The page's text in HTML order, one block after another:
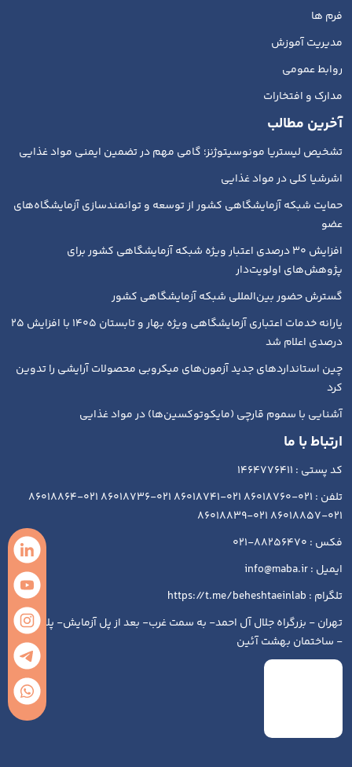
فرم ها
مدیریت آموزش
روابط عمومی
مدارک و افتخارات
آخرین مطالب
تشخیص لیستریا مونوسیتوژنز؛ گامی مهم در تضمین ایمنی مواد غذایی
اشرشیا کلی در مواد غذایی
حمایت شبکه آزمایشگاهی کشور از توسعه و توانمندسازی آزمایشگاه‌های
عضو
افزایش ۳۰ درصدی اعتبار ویژه شبکه آزمایشگاهی کشور برای
پژوهش‌های اولویت‌دار
گسترش حضور بین‌المللی شبکه آزمایشگاهی کشور
یارانه خدمات اعتباری آزمایشگاهی ویژه بهار و تابستان ۱۴۰۵ با افزایش ۲۵
درصدی اعلام شد
چین استانداردهای جدید آزمون‌های میکروبی محصولات آرایشی را تدوین
کرد
آشنایی با سموم قارچی (مایکوتوکسین‌ها) در مواد غذایی
ارتباط با ما
کد پستی : 1464776411
تلفن : 021-86018760 021-86018741 021-86018736 021-86018864
021-86018857 021-86018839
فکس : 88256470-021
ایمیل : info@maba.ir
تلگرام : https://t.me/beheshtaeinlab
تهران - بزرگراه جلال آل احمد- به سمت غرب- بعد از پل آزمایش- پلاک ۱۹۳
- ساختمان بهشت آئین